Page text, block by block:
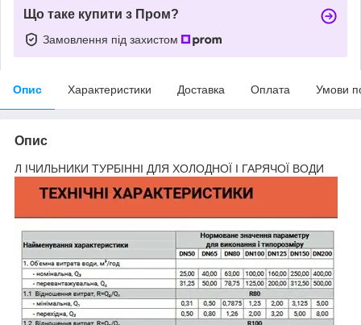
Що таке купити з Пром?
Замовлення під захистом
Опис Характеристики Доставка Оплата Умови
Опис
Л ІЧИЛЬНИКИ ТУРБІННІ ДЛЯ ХОЛОДНОЇ І ГАРЯЧОЇ ВОДИ